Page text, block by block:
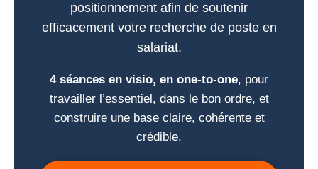
positionnement afin de soutenir
efficacement votre recherche de poste en
salariat.
4 séances en visio, en one-to-one, pour
travailler l’essentiel, dans le bon ordre, et
construire une base claire, cohérente et
crédible.